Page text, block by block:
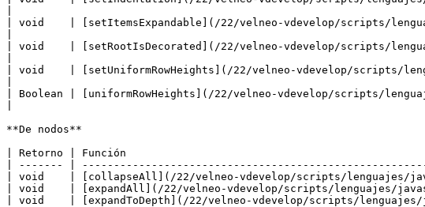
| void    | [setItemsExpandable](/22/velneo-vdevelop/scripts/
| void    | [setRootIsDecorated](/22/velneo-vdevelop/scripts/
| void    | [setUniformRowHeights](/22/velneo-vdevelop/scripts/
| Boolean | [uniformRowHeights](/22/velneo-vdevelop/scripts/
**De nodos**
| Retorno | Función
| ------- |
| void    | [collapseAll](/22/velneo-vdevelop/scripts/
| void    | [expandAll](/22/velneo-vdevelop/scripts/
| void    | [expandToDepth](/22/velneo-vdevelop/scripts/